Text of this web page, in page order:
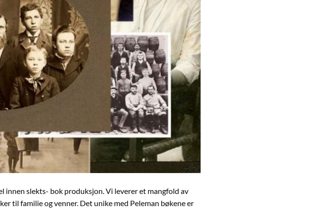
innen slekts- bok produksjon. Vi leverer et mangfold av
til familie og venner. Det unike med Peleman bøkene er